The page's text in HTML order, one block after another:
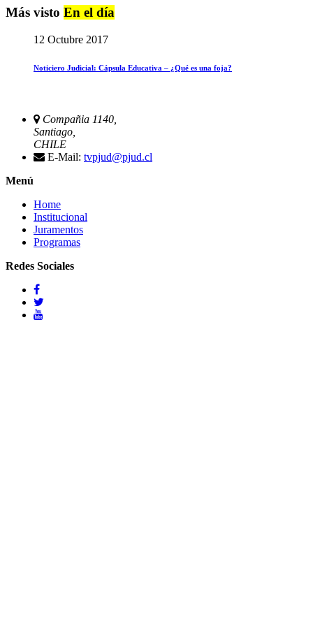
Más visto En el día
12 Octubre 2017
Noticiero Judicial: Cápsula Educativa – ¿Qué es una foja?
Compañia 1140,
Santiago,
CHILE
E-Mail: tvpjud@pjud.cl
Menú
Home
Institucional
Juramentos
Programas
Redes Sociales